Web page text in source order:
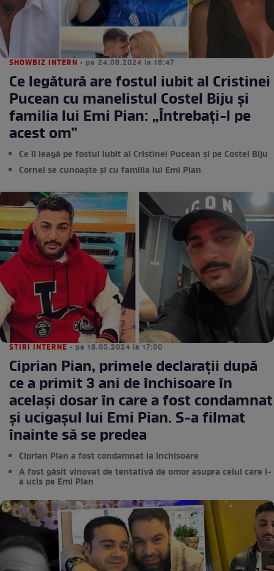
SHOWBIZ INTERN • pe 24.06.2024 la 16:47
Ce legătură are fostul iubit al Cristinei
Pucean cu manelistul Costel Biju și
familia lui Emi Pian: „Întrebați-l pe
acest om”
Ce îi leagă pe fostul iubit al Cristinei Pucean și pe Costel Biju
Cornel se cunoaște și cu familia lui Emi Pian
STIRI INTERNE • pe 18.05.2024 la 17:00
Ciprian Pian, primele declarații după
ce a primit 3 ani de închisoare în
același dosar în care a fost condamnat
și ucigașul lui Emi Pian. S-a filmat
înainte să se predea
Ciprian Pian a fost condamnat la închisoare
A fost găsit vinovat de tentativă de omor asupra celui care l-
a ucis pe Emi Pian